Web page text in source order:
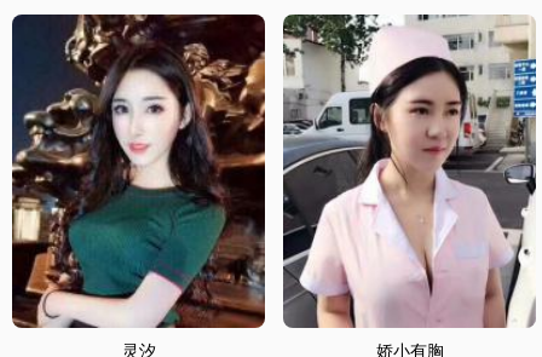
灵汐
娇小有胸